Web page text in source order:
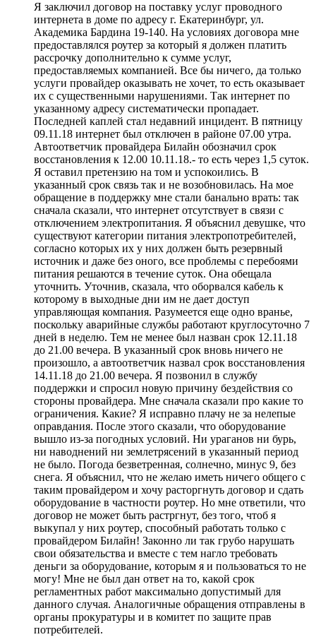
Я заключил договор на поставку услуг проводного
интернета в доме по адресу г. Екатеринбург, ул.
Академика Бардина 19-140. На условиях договора мне
предоставлялся роутер за который я должен платить
рассрочку дополнительно к сумме услуг,
предоставляемых компанией. Все бы ничего, да только
услуги провайдер оказывать не хочет, то есть оказывает
их с существенными нарушениями. Так интернет по
указанному адресу систематически пропадает.
Последней каплей стал недавний инцидент. В пятницу
09.11.18 интернет был отключен в районе 07.00 утра.
Автоответчик провайдера Билайн обозначил срок
восстановления к 12.00 10.11.18.- то есть через 1,5 суток.
Я оставил претензию на том и успокоились. В
указанный срок связь так и не возобновилась. На мое
обращение в поддержку мне стали банально врать: так
сначала сказали, что интернет отсутствует в связи с
отключением электропитания. Я объяснил девушке, что
существуют категории питания электропотребителей,
согласно которых их у них должен быть резервный
источник и даже без оного, все проблемы с перебоями
питания решаются в течение суток. Она обещала
уточнить. Уточнив, сказала, что оборвался кабель к
которому в выходные дни им не дает доступ
управляющая компания. Разумеется еще одно вранье,
поскольку аварийные службы работают круглосуточно 7
дней в неделю. Тем не менее был назван срок 12.11.18
до 21.00 вечера. В указанный срок вновь ничего не
произошло, а автоответчик назвал срок восстановления
14.11.18 до 21.00 вечера. Я позвонил в службу
поддержки и спросил новую причину бездействия со
стороны провайдера. Мне сначала сказали про какие то
ограничения. Какие? Я исправно плачу не за нелепые
оправдания. После этого сказали, что оборудование
вышло из-за погодных условий. Ни ураганов ни бурь,
ни наводнений ни землетрясений в указанный период
не было. Погода безветренная, солнечно, минус 9, без
снега. Я объяснил, что не желаю иметь ничего общего с
таким провайдером и хочу расторгнуть договор и сдать
оборудование в частности роутер. Но мне ответили, что
договор не может быть растргнут, без того, чтоб я
выкупал у них роутер, способный работать только с
провайдером Билайн! Законно ли так грубо нарушать
свои обязательства и вместе с тем нагло требовать
деньги за оборудование, которым я и пользоваться то не
могу! Мне не был дан ответ на то, какой срок
регламентных работ максимально допустимый для
данного случая. Аналогичные обращения отправлены в
органы прокуратуры и в комитет по защите прав
потребителей.